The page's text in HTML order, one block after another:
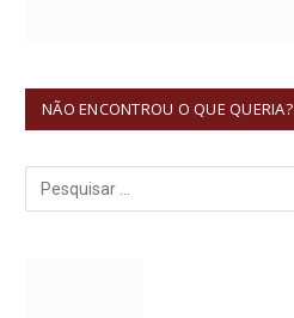
NÃO ENCONTROU O QUE QUERIA?